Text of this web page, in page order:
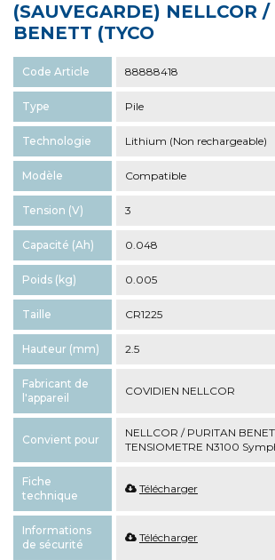
(SAUVEGARDE) NELLCOR
BENETT (TYCO
Code Article 88888418
Type Pile
Technologie Lithium (Non rechargeable)
Modèle Compatible
Tension (V) 3
Capacité (Ah) 0.048
Poids (kg) 0.005
Taille CR1225
Hauteur (mm) 2.5
Fabricant de
l'appareil
COVIDIEN NELLCOR
Convient pour
NELLCOR / PURITAN
TENSIOMETRE N3100
Fiche
technique
Télécharger
Informations
de sécurité
Télécharger